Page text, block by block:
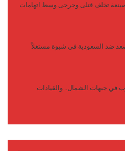
تخلف قتلى وجرحى وسط اتهامات
يصعد ضد السعودية في شبوة مستغلاً
في جبهات الشمال.. والقيادات